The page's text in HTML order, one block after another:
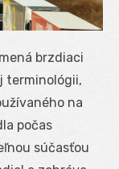
brzdiaci
terminológii,
na
počas
súčasťou